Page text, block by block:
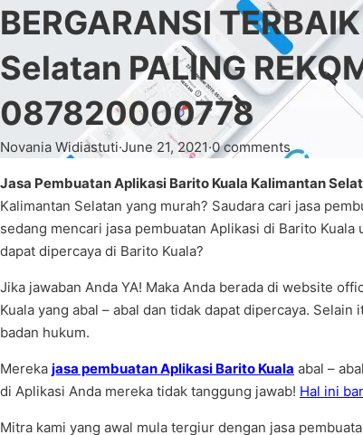
BERGARANSI
Selatan PALING
087820000778
Novania Widiastuti·June 21, 2021·0 comments
Jasa Pembuatan Aplikasi Barito Kuala Kalimantan
Kalimantan Selatan yang murah? Saudara cari jasa
sedang mencari jasa pembuatan Aplikasi di Barito
dapat dipercaya di Barito Kuala?
Jika jawaban Anda YA! Maka Anda berada di website
Kuala yang abal – abal dan tidak dapat dipercaya.
badan hukum.
Mereka jasa pembuatan Aplikasi Barito Kuala abal –
di Aplikasi Anda mereka tidak tanggung jawab! Hal ini
Mitra kami yang awal mula tergiur dengan jasa